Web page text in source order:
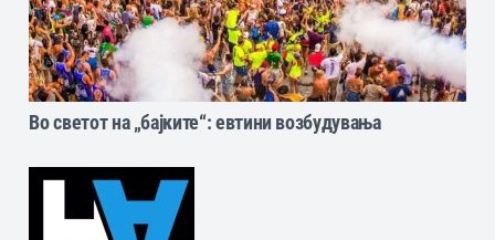
Во светот на „бајките“: eвтини возбудувања